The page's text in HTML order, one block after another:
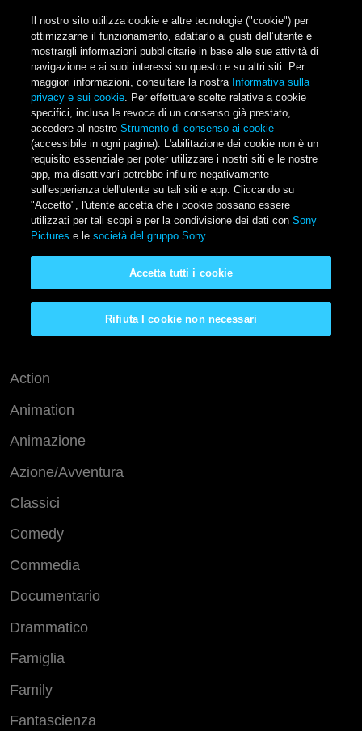
Il nostro sito utilizza cookie e altre tecnologie ("cookie") per
ottimizzarne il funzionamento, adattarlo ai gusti dell’utente e
mostrargli informazioni pubblicitarie in base alle sue attività di
navigazione e ai suoi interessi su questo e su altri siti. Per
maggiori informazioni, consultare la nostra Informativa sulla
privacy e sui cookie. Per effettuare scelte relative a cookie
specifici, inclusa le revoca di un consenso già prestato,
accedere al nostroStrumento di consenso ai cookie
(accessibile in ogni pagina). L'abilitazione dei cookie non è un
requisito essenziale per poter utilizzare i nostri siti e le nostre
app, ma disattivarli potrebbe influire negativamente
sull'esperienza dell'utente su tali siti e app. Cliccando su
"Accetto", l'utente accetta che i cookie possano essere
utilizzati per tali scopi e per la condivisione dei dati conSony
Pictures e lesocietà del gruppo Sony.
Rifiuta I cookie non necessari
Accetta tutti i cookie
Main Menu
DISPONIBILE IN STREAMING
SENZA ABBONAMENTO
DISPONIBILITÀ
At Cinemas Now
GENERE
Action
Animation
Animazione
Azione/Avventura
Classici
Comedy
Commedia
Documentario
Drammatico
Famiglia
Family
Fantascienza